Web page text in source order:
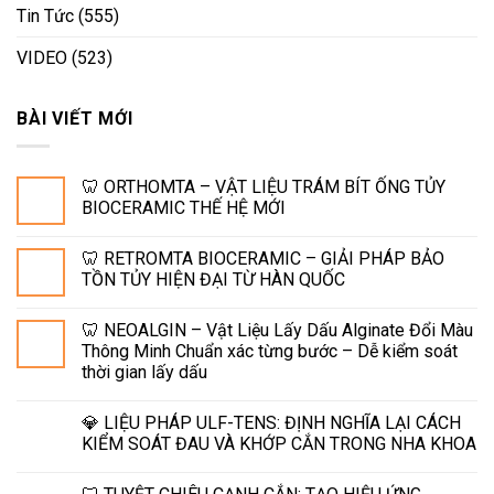
Tin Tức (555)
VIDEO (523)
BÀI VIẾT MỚI
🦷 ORTHOMTA – VẬT LIỆU TRÁM BÍT ỐNG TỦY
BIOCERAMIC THẾ HỆ MỚI
🦷 RETROMTA BIOCERAMIC – GIẢI PHÁP BẢO
TỒN TỦY HIỆN ĐẠI TỪ HÀN QUỐC
🦷 NEOALGIN – Vật Liệu Lấy Dấu Alginate Đổi Màu
Thông Minh Chuẩn xác từng bước – Dễ kiểm soát
thời gian lấy dấu
💎 LIỆU PHÁP ULF-TENS: ĐỊNH NGHĨA LẠI CÁCH
KIỂM SOÁT ĐAU VÀ KHỚP CẮN TRONG NHA KHOA